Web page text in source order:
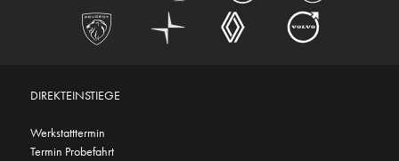
DIREKTEINSTIEGE
Werkstatttermin
Termin Probefahrt